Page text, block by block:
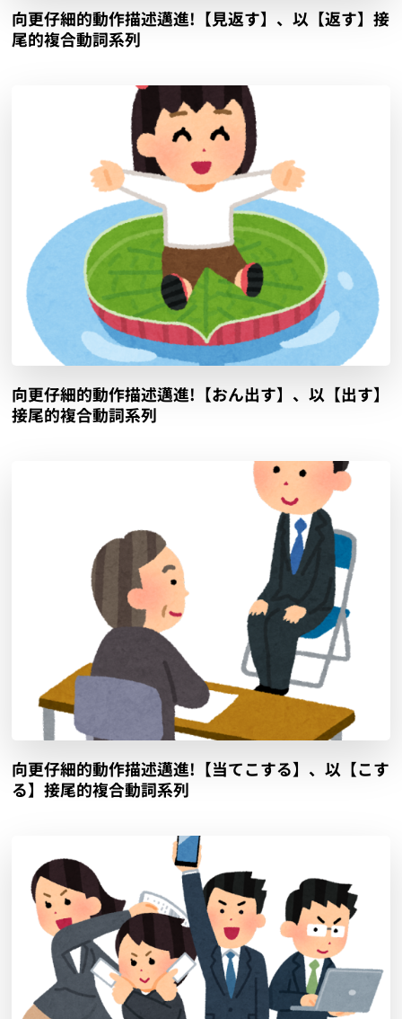
向更仔細的動作描述邁進!【見返す】、以【返す】接
尾的複合動詞系列
向更仔細的動作描述邁進!【おん出す】、以【出す】
接尾的複合動詞系列
向更仔細的動作描述邁進!【当てこする】、以【こす
る】接尾的複合動詞系列